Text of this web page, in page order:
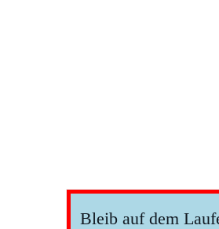
Bleib auf dem